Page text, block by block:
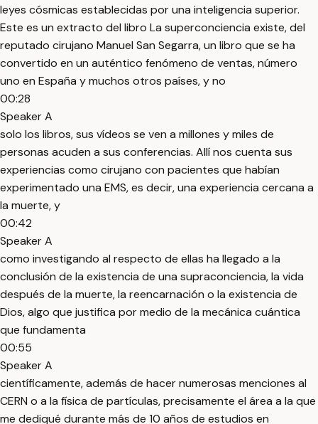
leyes cósmicas establecidas por una inteligencia superior.
Este es un extracto del libro La superconciencia existe, del
reputado cirujano Manuel San Segarra, un libro que se ha
convertido en un auténtico fenómeno de ventas, número
uno en España y muchos otros países, y no
00:28
Speaker A
solo los libros, sus vídeos se ven a millones y miles de
personas acuden a sus conferencias. Allí nos cuenta sus
experiencias como cirujano con pacientes que habían
experimentado una EMS, es decir, una experiencia cercana a
la muerte, y
00:42
Speaker A
como investigando al respecto de ellas ha llegado a la
conclusión de la existencia de una supraconciencia, la vida
después de la muerte, la reencarnación o la existencia de
Dios, algo que justifica por medio de la mecánica cuántica
que fundamenta
00:55
Speaker A
científicamente, además de hacer numerosas menciones al
CERN o a la física de partículas, precisamente el área a la que
me dediqué durante más de 10 años de estudios en